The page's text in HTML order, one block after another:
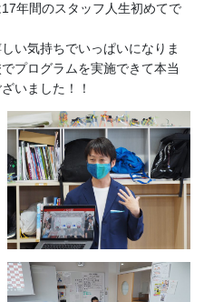
年間のスタッフ人生初めてで
い気持ちでいっぱいになりま
プログラムを実施できて本当
いました！！